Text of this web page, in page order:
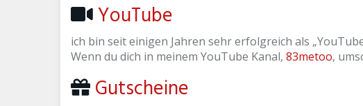
YouTube
ich bin seit einigen Jahren sehr erfolgreich als
Wenn du dich in meinem YouTube Kanal, 83metoo,
Gutscheine